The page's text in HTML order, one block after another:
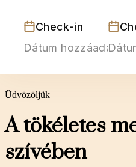
HU
Üdvözöljük
A tökéletes
szívében
Check-in